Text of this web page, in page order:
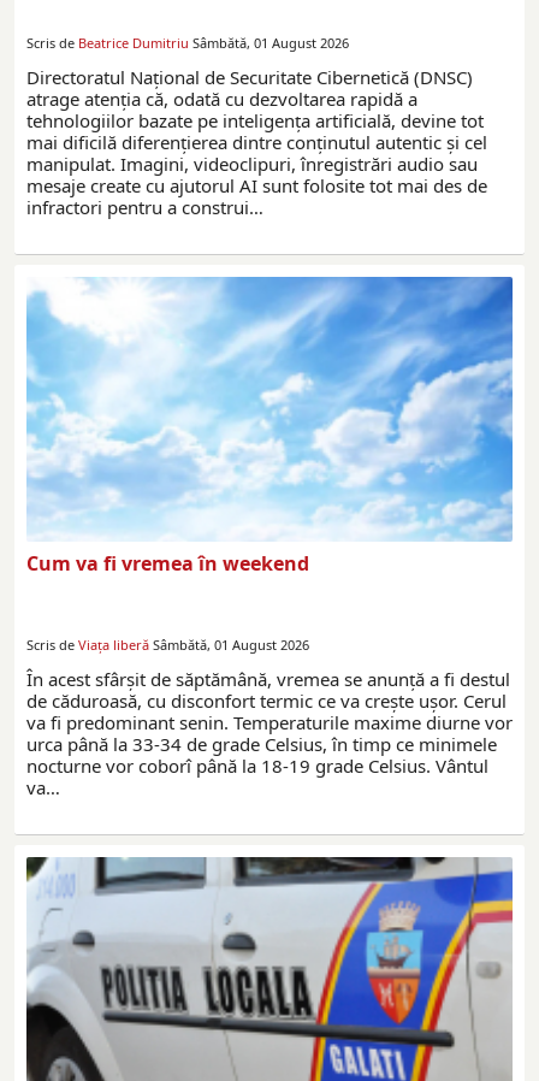
Scris de Beatrice Dumitriu Sâmbătă, 01 August 2026
Directoratul Național de Securitate Cibernetică (DNSC)
atrage atenția că, odată cu dezvoltarea rapidă a
tehnologiilor bazate pe inteligența artificială, devine tot
mai dificilă diferențierea dintre conținutul autentic și cel
manipulat. Imagini, videoclipuri, înregistrări audio sau
mesaje create cu ajutorul AI sunt folosite tot mai des de
infractori pentru a construi…
Cum va fi vremea în weekend
Scris de Viaţa liberă Sâmbătă, 01 August 2026
În acest sfârșit de săptămână, vremea se anunță a fi destul
de căduroasă, cu disconfort termic ce va crește ușor. Cerul
va fi predominant senin. Temperaturile maxime diurne vor
urca până la 33-34 de grade Celsius, în timp ce minimele
nocturne vor coborî până la 18-19 grade Celsius. Vântul
va…